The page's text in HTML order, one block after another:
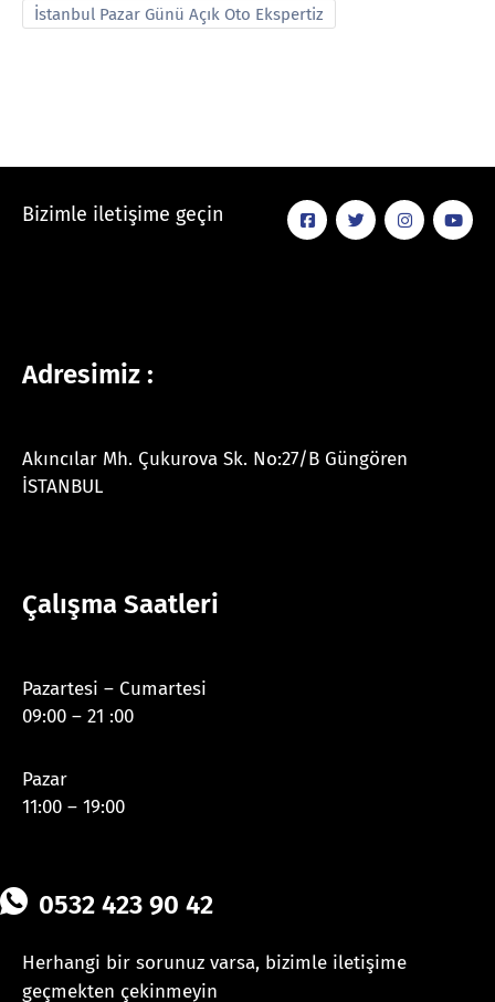
İstanbul Pazar Günü Açık Oto Ekspertiz
Bizimle iletişime geçin
Adresimiz :
Akıncılar Mh. Çukurova Sk. No:27/B Güngören
İSTANBUL
Çalışma Saatleri
Pazartesi – Cumartesi
09:00 – 21 :00
Pazar
11:00 – 19:00
0532 423 90 42
Herhangi bir sorunuz varsa, bizimle iletişime
geçmekten çekinmeyin